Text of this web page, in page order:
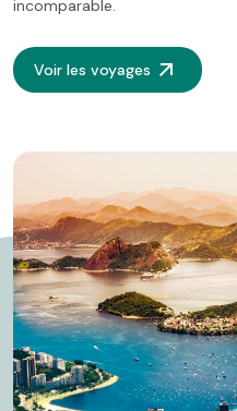
incomparable.
Voir les voyages